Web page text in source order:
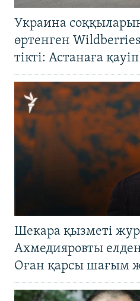
Украина
өртенген
тікті: Астанаға
Шекара қызметі
Ахмедияровты
Оған қарсы шағым